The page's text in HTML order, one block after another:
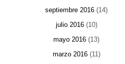
septiembre 2016 (14)
julio 2016(10)
mayo 2016 (13)
marzo 2016(11)